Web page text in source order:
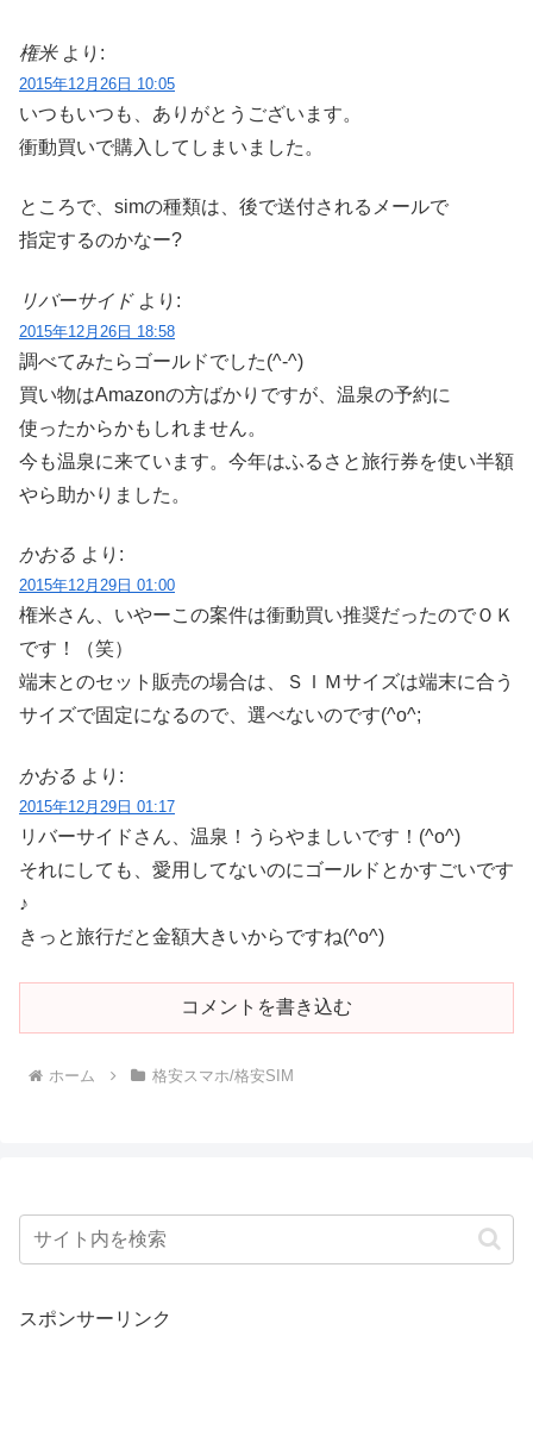
権米 より:
2015年12月26日 10:05
いつもいつも、ありがとうございます。
衝動買いで購入してしまいました。
ところで、simの種類は、後で送付されるメールで
指定するのかなー?
リバーサイド より:
2015年12月26日 18:58
調べてみたらゴールドでした(^-^)
買い物はAmazonの方ばかりですが、温泉の予約に
使ったからかもしれません。
今も温泉に来ています。今年はふるさと旅行券を使い半額
やら助かりました。
かおる より:
2015年12月29日 01:00
権米さん、いやーこの案件は衝動買い推奨だったのでＯＫ
です！（笑）
端末とのセット販売の場合は、ＳＩＭサイズは端末に合う
サイズで固定になるので、選べないのです(^o^;
かおる より:
2015年12月29日 01:17
リバーサイドさん、温泉！うらやましいです！(^o^)
それにしても、愛用してないのにゴールドとかすごいです
♪
きっと旅行だと金額大きいからですね(^o^)
コメントを書き込む
ホーム 格安スマホ/格安SIM
スポンサーリンク